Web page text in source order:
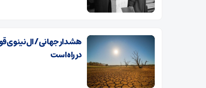
هشدار جهانی/ ال‌نینوی
در راه است